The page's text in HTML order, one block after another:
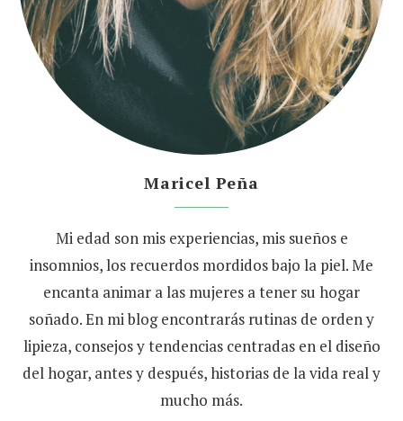
Maricel Peña
Mi edad son mis experiencias, mis sueños e
insomnios, los recuerdos mordidos bajo la piel. Me
encanta animar a las mujeres a tener su hogar
soñado. En mi blog encontrarás rutinas de orden y
lipieza, consejos y tendencias centradas en el diseño
del hogar, antes y después, historias de la vida real y
mucho más.